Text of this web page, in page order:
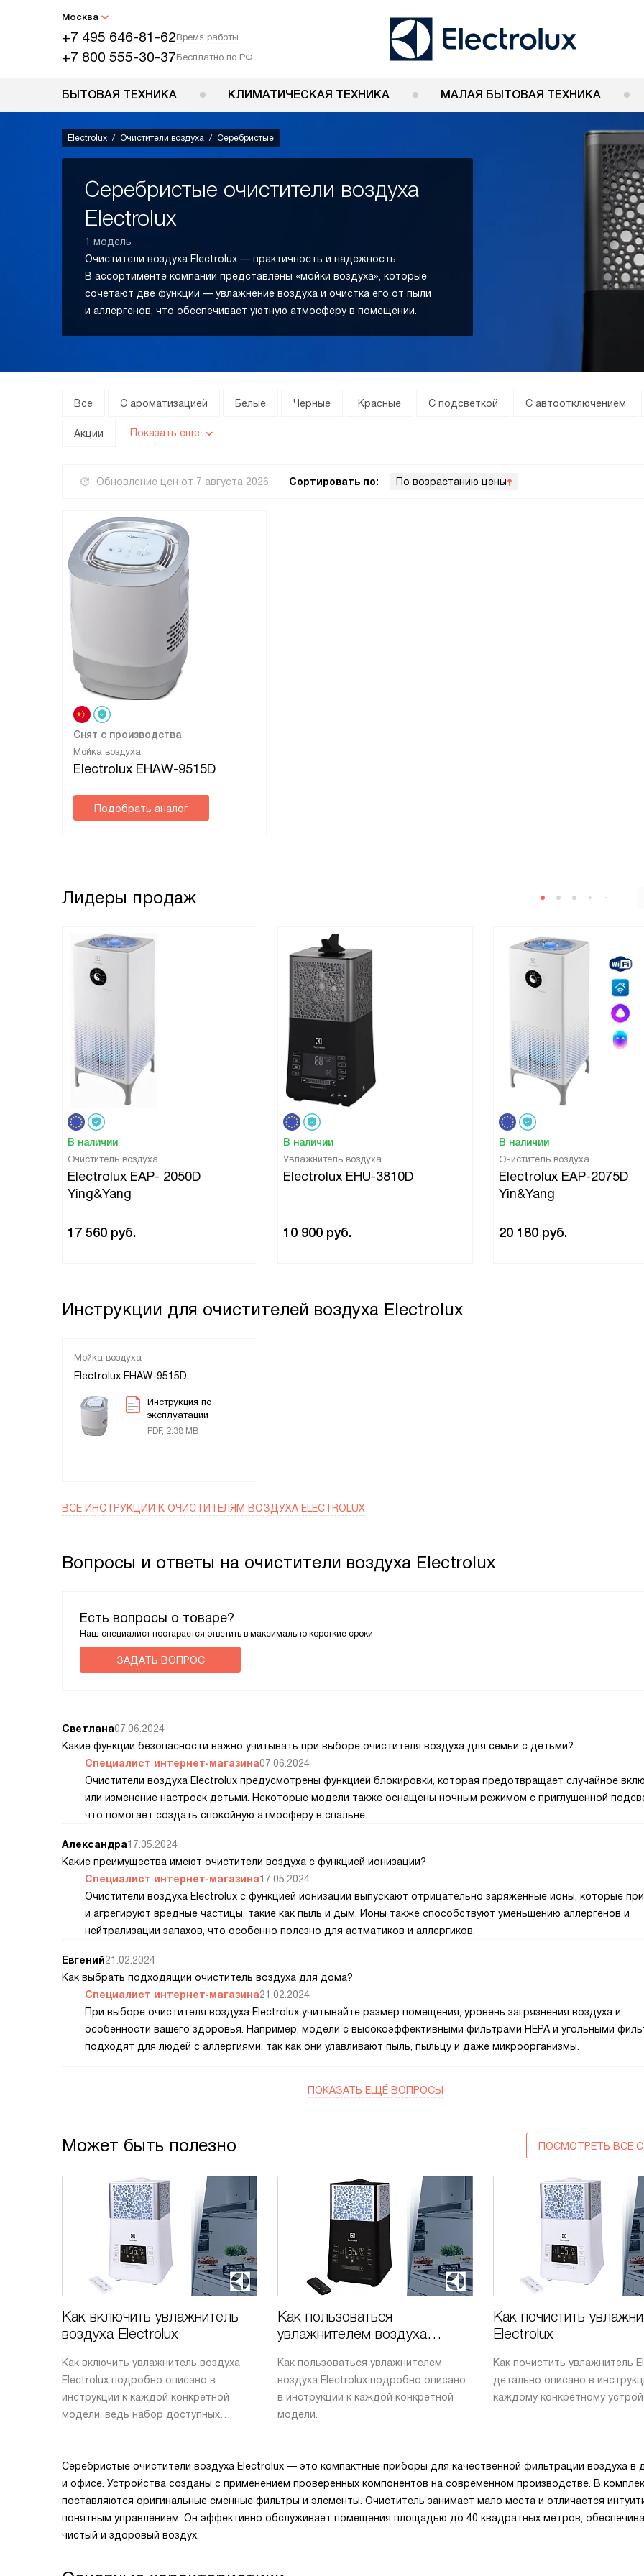
Москва
+7 495 646-81-62Время работы
+7 800 555-30-37Бесплатно по РФ
БЫТОВАЯ ТЕХНИКА КЛИМАТИЧЕСКАЯ ТЕХНИКА МАЛАЯ БЫТОВАЯ ТЕХНИКА
Electrolux Очистители воздуха Серебристые
Серебристые очистители воздуха
Electrolux
1 модель
Очистители воздуха Electrolux — практичность и надежность.
В ассортименте компании представлены «мойки воздуха», которые
сочетают две функции — увлажнение воздуха и очистка его от пыли
и аллергенов, что обеспечивает уютную атмосферу в помещении.
Все С ароматизацией Белые Черные Красные С подсветкой С автоотключением
Акции Показать еще
Обновление цен от 7 августа 2026 Сортировать по: По возрастанию цены
Мойка воздуха
Electrolux EHAW-9515D
Снят с производства
Подобрать аналог
Лидеры продаж
В наличии
Очиститель воздуха
Electrolux EAP- 2050D
Ying&Yang
17 560 руб.
В наличии
Увлажнитель воздуха
Electrolux EHU-3810D
10 900 руб.
В наличии
Очиститель воздуха
Electrolux EAP-2075D
Yin&Yang
20 180 руб.
Инструкции для очистителей воздуха Electrolux
Мойка воздуха
Electrolux EHAW-9515D
Инструкция по
эксплуатации
PDF, 2.38 MB
ВСЕ ИНСТРУКЦИИ К ОЧИСТИТЕЛЯМ ВОЗДУХА ELECTROLUX
Вопросы и ответы на очистители воздуха Electrolux
Есть вопросы о товаре?
Наш специалист постарается ответить в максимально короткие сроки
ЗАДАТЬ ВОПРОС
Светлана07.06.2024
Какие функции безопасности важно учитывать при выборе очистителя воздуха для семьи с детьми?
Специалист интернет-магазина07.06.2024
Очистители воздуха Electrolux предусмотрены функцией блокировки, которая предотвращает случайное
или изменение настроек детьми. Некоторые модели также оснащены ночным режимом с приглушенной
что помогает создать спокойную атмосферу в спальне.
Александра17.05.2024
Какие преимущества имеют очистители воздуха с функцией ионизации?
Специалист интернет-магазина17.05.2024
Очистители воздуха Electrolux с функцией ионизации выпускают отрицательно заряженные ионы, которые
и агрегируют вредные частицы, такие как пыль и дым. Ионы также способствуют уменьшению аллергенов и
нейтрализации запахов, что особенно полезно для астматиков и аллергиков.
Евгений21.02.2024
Как выбрать подходящий очиститель воздуха для дома?
Специалист интернет-магазина21.02.2024
При выборе очистителя воздуха Electrolux учитывайте размер помещения, уровень загрязнения воздуха и
особенности вашего здоровья. Например, модели с высокоэффективными фильтрами HEPA и угольными
подходят для людей с аллергиями, так как они улавливают пыль, пыльцу и даже микроорганизмы.
ПОКАЗАТЬ ЕЩЁ ВОПРОСЫ
Может быть полезно
Как включить увлажнитель
воздуха Electrolux
Как включить увлажнитель воздуха
Electrolux подробно описано в
инструкции к каждой конкретной
модели, ведь набор доступных
управления.
Как пользоваться
увлажнителем воздуха
Как пользоваться увлажнителем
воздуха Electrolux подробно описано
в инструкции к каждой конкретной
модели.
Как почистить
Electrolux
Как почистить увлажнитель
детально описано в
каждому конкретному
ПОСМОТРЕТЬ ВСЕ
Серебристые очистители воздуха Electrolux — это компактные приборы для качественной фильтрации воздуха в
и офисе. Устройства созданы с применением проверенных компонентов на современном производстве. В
поставляются оригинальные сменные фильтры и элементы. Очиститель занимает мало места и отличается
понятным управлением. Он эффективно обслуживает помещения площадью до 40 квадратных метров,
чистый и здоровый воздух.